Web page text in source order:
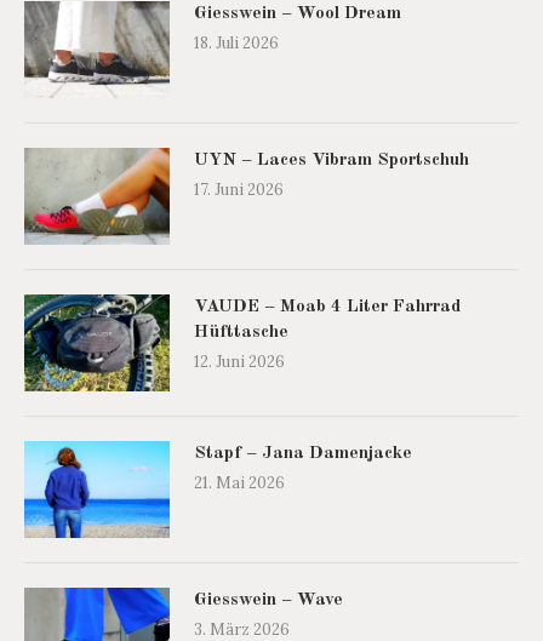
Giesswein – Wool Dream
18. Juli 2026
UYN – Laces Vibram Sportschuh
17. Juni 2026
VAUDE – Moab 4 Liter Fahrrad
Hüfttasche
12. Juni 2026
Stapf – Jana Damenjacke
21. Mai 2026
Giesswein – Wave
3. März 2026